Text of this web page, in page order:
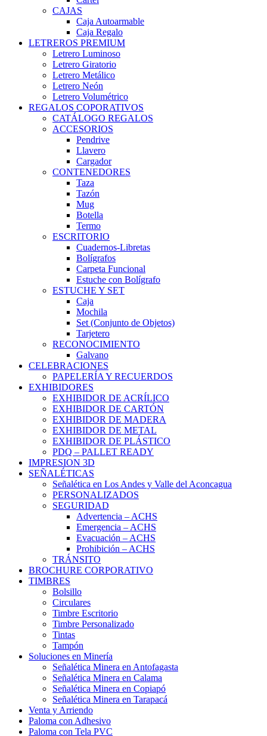
CAJAS
Caja Autoarmable
Caja Regalo
LETREROS PREMIUM
Letrero Luminoso
Letrero Giratorio
Letrero Metálico
Letrero Neón
Letrero Volumétrico
REGALOS COPORATIVOS
CATÁLOGO REGALOS
ACCESORIOS
Pendrive
Llavero
Cargador
CONTENEDORES
Taza
Tazón
Mug
Botella
Termo
ESCRITORIO
Cuadernos-Libretas
Bolígrafos
Carpeta Funcional
Estuche con Bolígrafo
ESTUCHE Y SET
Caja
Mochila
Set (Conjunto de Objetos)
Tarjetero
RECONOCIMIENTO
Galvano
CELEBRACIONES
PAPELERÍA Y RECUERDOS
EXHIBIDORES
EXHIBIDOR DE ACRÍLICO
EXHIBIDOR DE CARTÓN
EXHIBIDOR DE MADERA
EXHIBIDOR DE METAL
EXHIBIDOR DE PLÁSTICO
PDQ – PALLET READY
IMPRESION 3D
SEÑALÉTICAS
Señalética en Los Andes y Valle del Aconcagua
PERSONALIZADOS
SEGURIDAD
Advertencia – ACHS
Emergencia – ACHS
Evacuación – ACHS
Prohibición – ACHS
TRÁNSITO
BROCHURE CORPORATIVO
TIMBRES
Bolsillo
Circulares
Timbre Escritorio
Timbre Personalizado
Tintas
Tampón
Soluciones en Minería
Señalética Minera en Antofagasta
Señalética Minera en Calama
Señalética Minera en Copiapó
Señalética Minera en Tarapacá
Venta y Arriendo
Paloma con Adhesivo
Paloma con Tela PVC